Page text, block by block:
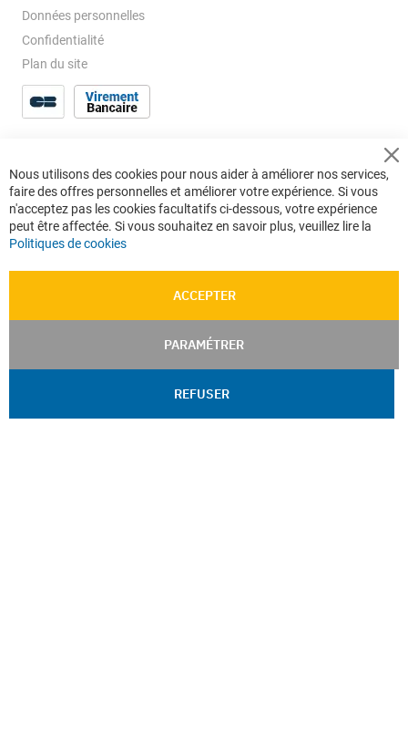
Données personnelles
Confidentialité
Plan du site
Nous utilisons des cookies pour nous aider à améliorer nos services,
faire des offres personnelles et améliorer votre expérience. Si vous
n'acceptez pas les cookies facultatifs ci-dessous, votre expérience
peut être affectée. Si vous souhaitez en savoir plus, veuillez lire la
Politiques de cookies
ACCEPTER
PARAMÉTRER
REFUSER